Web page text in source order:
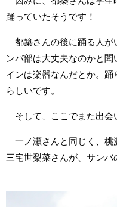
踊っていたそうです！
都築さんの後に踊る人が
ンバ部は大丈夫なのかと
インは楽器なんだとか。
らしいです。
そして、ここでまた出会
一ノ瀬さんと同じく、桃
三宅世梨菜さんが、サンバ